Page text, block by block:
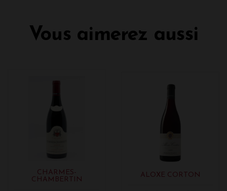
Vous aimerez aussi
CHARMES-
CHAMBERTIN
ALOXE CORTON